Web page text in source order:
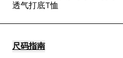
透气打底T恤
尺码指南